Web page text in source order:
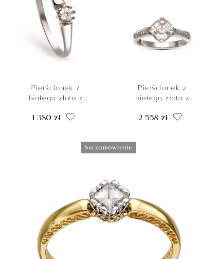
Pierścionek z
białego złota z
10, próba 585
1 380 zł
Pierścionek z
białego złota z
cyrkonią, rozmiar
2 558 zł
Na zamówienie